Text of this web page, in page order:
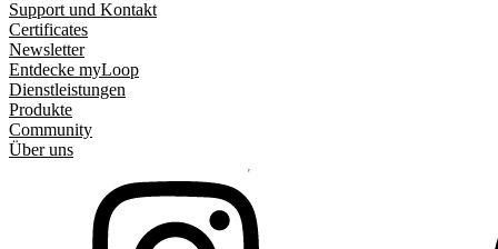
Support und Kontakt
Certificates
Newsletter
Entdecke myLoop
Dienstleistungen
Produkte
Community
Über uns